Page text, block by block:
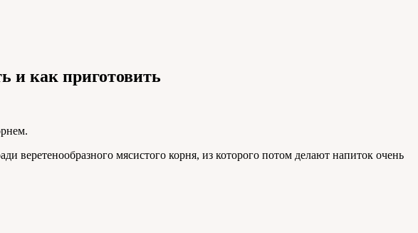
и как приготовить
мясистого корня, из которого потом делают напиток очень